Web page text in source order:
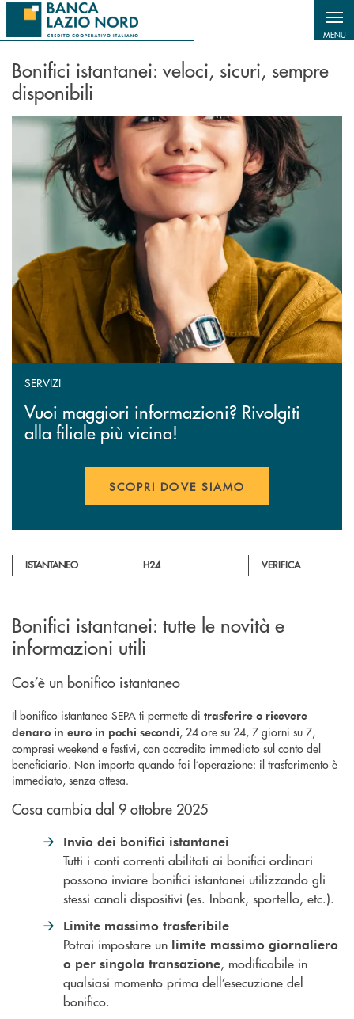
Salta al contenuto principale
MENU
Bonifici istantanei: veloci, sicuri, sempre
disponibili
SERVIZI
Vuoi maggiori informazioni? Rivolgiti
alla filiale più vicina!
SCOPRI DOVE SIAMO
ISTANTANEO H24 VERIFICA
Bonifici istantanei: tutte le novità e
informazioni utili
Cos’è un bonifico istantaneo
Il bonifico istantaneo SEPA ti permette di trasferire o ricevere
denaro in euro in pochi secondi, 24 ore su 24, 7 giorni su 7,
compresi weekend e festivi, con accredito immediato sul conto del
beneficiario. Non importa quando fai l’operazione: il trasferimento è
immediato, senza attesa.
Cosa cambia dal 9 ottobre 2025
Invio dei bonifici istantanei
Tutti i conti correnti abilitati ai bonifici ordinari
possono inviare bonifici istantanei utilizzando gli
stessi canali dispositivi (es. Inbank, sportello, etc.).
Limite massimo trasferibile
Potrai impostare un limite massimo giornaliero
o per singola transazione, modificabile in
qualsiasi momento prima dell’esecuzione del
bonifico.